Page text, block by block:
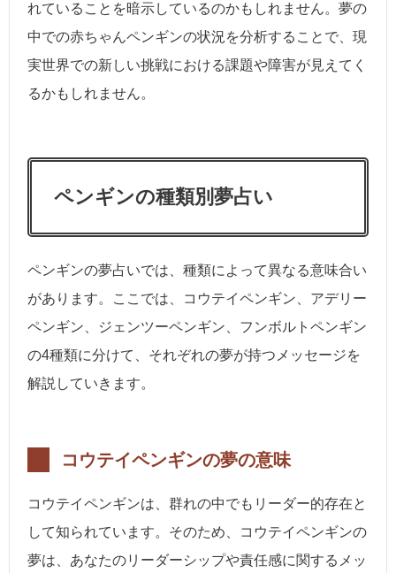
れていることを暗示しているのかもしれません。夢の
中での赤ちゃんペンギンの状況を分析することで、現
実世界での新しい挑戦における課題や障害が見えてく
るかもしれません。
ペンギンの種類別夢占い
ペンギンの夢占いでは、種類によって異なる意味合い
があります。ここでは、コウテイペンギン、アデリー
ペンギン、ジェンツーペンギン、フンボルトペンギン
の4種類に分けて、それぞれの夢が持つメッセージを
解説していきます。
コウテイペンギンの夢の意味
コウテイペンギンは、群れの中でもリーダー的存在と
して知られています。そのため、コウテイペンギンの
夢は、あなたのリーダーシップや責任感に関するメッ